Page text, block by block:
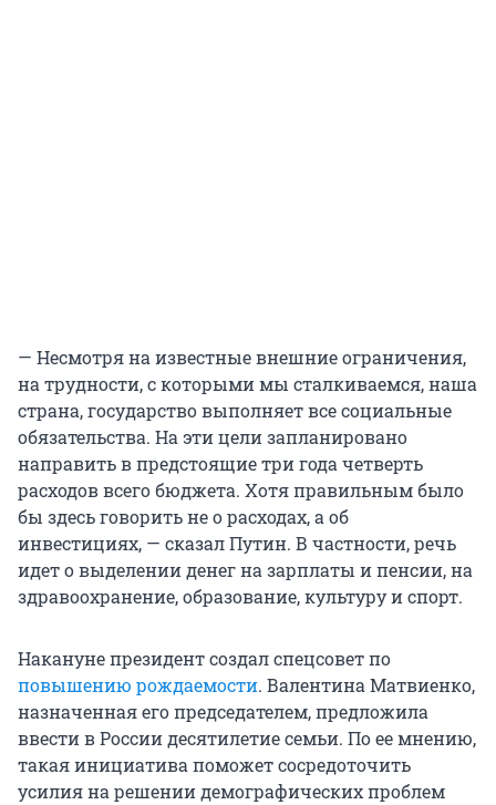
— Несмотря на известные внешние ограничения,
на трудности, с которыми мы сталкиваемся, наша
страна, государство выполняет все социальные
обязательства. На эти цели запланировано
направить в предстоящие три года четверть
расходов всего бюджета. Хотя правильным было
бы здесь говорить не о расходах, а об
инвестициях, — сказал Путин. В частности, речь
идет о выделении денег на зарплаты и пенсии, на
здравоохранение, образование, культуру и спорт.
Накануне президент создал спецсовет по
повышению рождаемости. Валентина Матвиенко,
назначенная его председателем, предложила
ввести в России десятилетие семьи. По ее мнению,
такая инициатива поможет сосредоточить
усилия на решении демографических проблем